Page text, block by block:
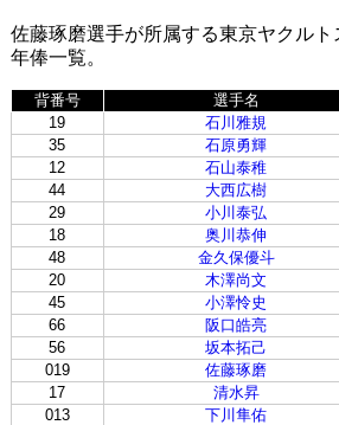
佐藤琢磨選手が所属する東京ヤクルト
年俸一覧。
背番号 選手名
19
石川雅規
35
石原勇輝
12
石山泰稚
44
大西広樹
29
小川泰弘
18
奥川恭伸
48
金久保優斗
20
木澤尚文
45
小澤怜史
66
阪口皓亮
56
坂本拓己
019
佐藤琢磨
17
清水昇
013
下川隼佑